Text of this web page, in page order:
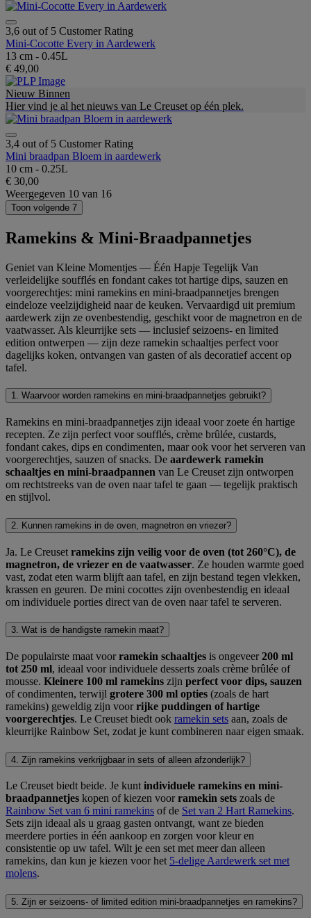
3,6 out of 5 Customer Rating
Mini-Cocotte Every in Aardewerk
13 cm - 0.45L
€ 49,00
Nieuw Binnen
Hier vind je al het nieuws van Le Creuset op één plek.
3,4 out of 5 Customer Rating
Mini braadpan Bloem in aardewerk
10 cm - 0.25L
€ 30,00
Weergegeven 10 van 16
Toon volgende 7
Ramekins & Mini-Braadpannetjes
Geniet van Kleine Momentjes — Één Hapje Tegelijk Van
verleidelijke soufflés en fondant cakes tot hartige dips, sauzen en
voorgerechtjes: mini ramekins en mini-braadpannetjes brengen
eindeloze veelzijdigheid naar de keuken. Vervaardigd uit premium
aardewerk zijn ze ovenbestendig, geschikt voor de magnetron en de
vaatwasser. Als kleurrijke sets — inclusief seizoens- en limited
edition ontwerpen — zijn deze ramekin schaaltjes perfect voor
dagelijks koken, ontvangen van gasten of als decoratief accent op
tafel.
1. Waarvoor worden ramekins en mini-braadpannetjes gebruikt?
Ramekins en mini-braadpannetjes zijn ideaal voor zoete én hartige
recepten. Ze zijn perfect voor soufflés, crème brûlée, custards,
fondant cakes, dips en condimenten, maar ook voor het serveren van
voorgerechtjes, sauzen of snacks. De aardewerk ramekin
schaaltjes en mini-braadpannen van Le Creuset zijn ontworpen
om rechtstreeks van de oven naar tafel te gaan — tegelijk praktisch
en stijlvol.
2. Kunnen ramekins in de oven, magnetron en vriezer?
Ja. Le Creuset ramekins zijn veilig voor de oven (tot 260°C), de
magnetron, de vriezer en de vaatwasser. Ze houden warmte goed
vast, zodat eten warm blijft aan tafel, en zijn bestand tegen vlekken,
krassen en geuren. De mini cocottes zijn ovenbestendig en ideaal
om individuele porties direct van de oven naar tafel te serveren.
3. Wat is de handigste ramekin maat?
De populairste maat voorramekin schaaltjes is ongeveer200 ml
tot 250 ml, ideaal voor individuele desserts zoals crème brûlée of
mousse. Kleinere 100 ml ramekins zijn perfect voor dips, sauzen
of condimenten, terwijl grotere 300 ml opties (zoals de hart
ramekins) geweldig zijn voorrijke puddingen of hartige
voorgerechtjes. Le Creuset biedt ook ramekin sets aan, zoals de
kleurrijke Rainbow Set, zodat je kunt combineren naar eigen smaak.
4. Zijn ramekins verkrijgbaar in sets of alleen afzonderlijk?
Le Creuset biedt beide. Je kuntindividuele ramekins en mini-
braadpannetjes kopen of kiezen voorramekin sets zoals de
Rainbow Set van 6 mini ramekins of de Set van 2 Hart Ramekins.
Sets zijn ideaal als u graag gasten ontvangt, want ze bieden
meerdere porties in één aankoop en zorgen voor kleur en
consistentie op uw tafel. Wilt je een set met meer dan alleen
ramekins, dan kun je kiezen voor het 5-delige Aardewerk set met
molens.
5. Zijn er seizoens- of limited edition mini-braadpannetjes en ramekins?